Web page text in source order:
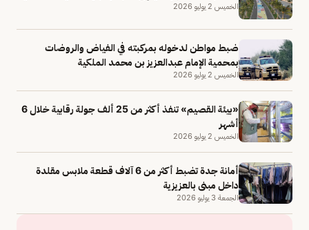
الخميس 2 يوليو 2026
ضبط مواطن لدخوله بمركبته في الفياض والروضات
بمحمية الإمام عبدالعزيز بن محمد الملكية
الخميس 2 يوليو 2026
«بيئة القصيم» تنفذ أكثر من 25 ألف جولة رقابية خلال 6
أشهر
الخميس 2 يوليو 2026
أمانة جدة تضبط أكثر من 6 آلاف قطعة ملابس مقلدة
داخل مبنى بالعزيزية
الجمعة 3 يوليو 2026